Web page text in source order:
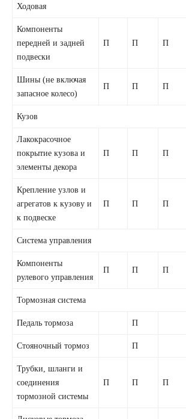
Ходовая
Компоненты
передней и задней
подвески
П П П
Шины (не включая
запасное колесо)
П П П
Кузов
Лакокрасочное
покрытие кузова и
элементы декора
П П П
Крепление узлов и
агрегатов к кузову и
к подвеске
П П П
Система управления
Компоненты
рулевого управления
П П П
Тормозная система
Педаль тормоза П
Стояночный тормоз П
Трубки, шланги и
соединения
тормозной системы
П П П